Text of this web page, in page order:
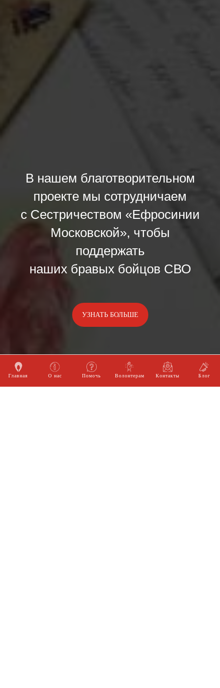
Главная О нас Помочь Волонтерам Контакты Блог
В нашем благотворительном
проекте мы сотрудничаем
с Сестричеством «Ефросинии
Московской», чтобы
поддержать
наших бравых бойцов СВО
УЗНАТЬ БОЛЬШЕ